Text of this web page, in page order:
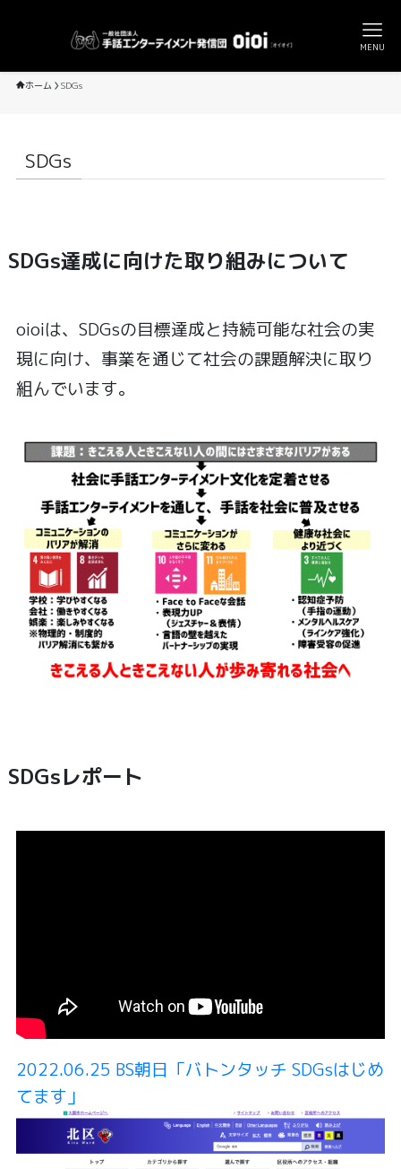
MENU
ホーム SDGs
SDGs
SDGs達成に向けた取り組みについて
oioiは、SDGsの目標達成と持続可能な社会の実
現に向け、事業を通じて社会の課題解決に取り
組んでいます。
SDGsレポート
2022.06.25 BS朝日「バトンタッチ SDGsはじめ
てます」